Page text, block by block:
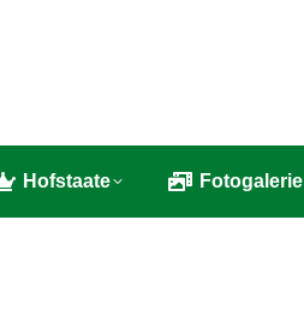
Hofstaate Fotogalerie